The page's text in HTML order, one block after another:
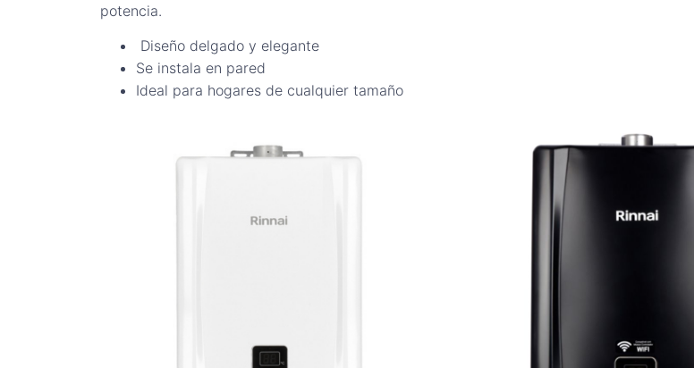
potencia.
Diseño delgado y elegante
Se instala en pared
Ideal para hogares de cualquier tamaño